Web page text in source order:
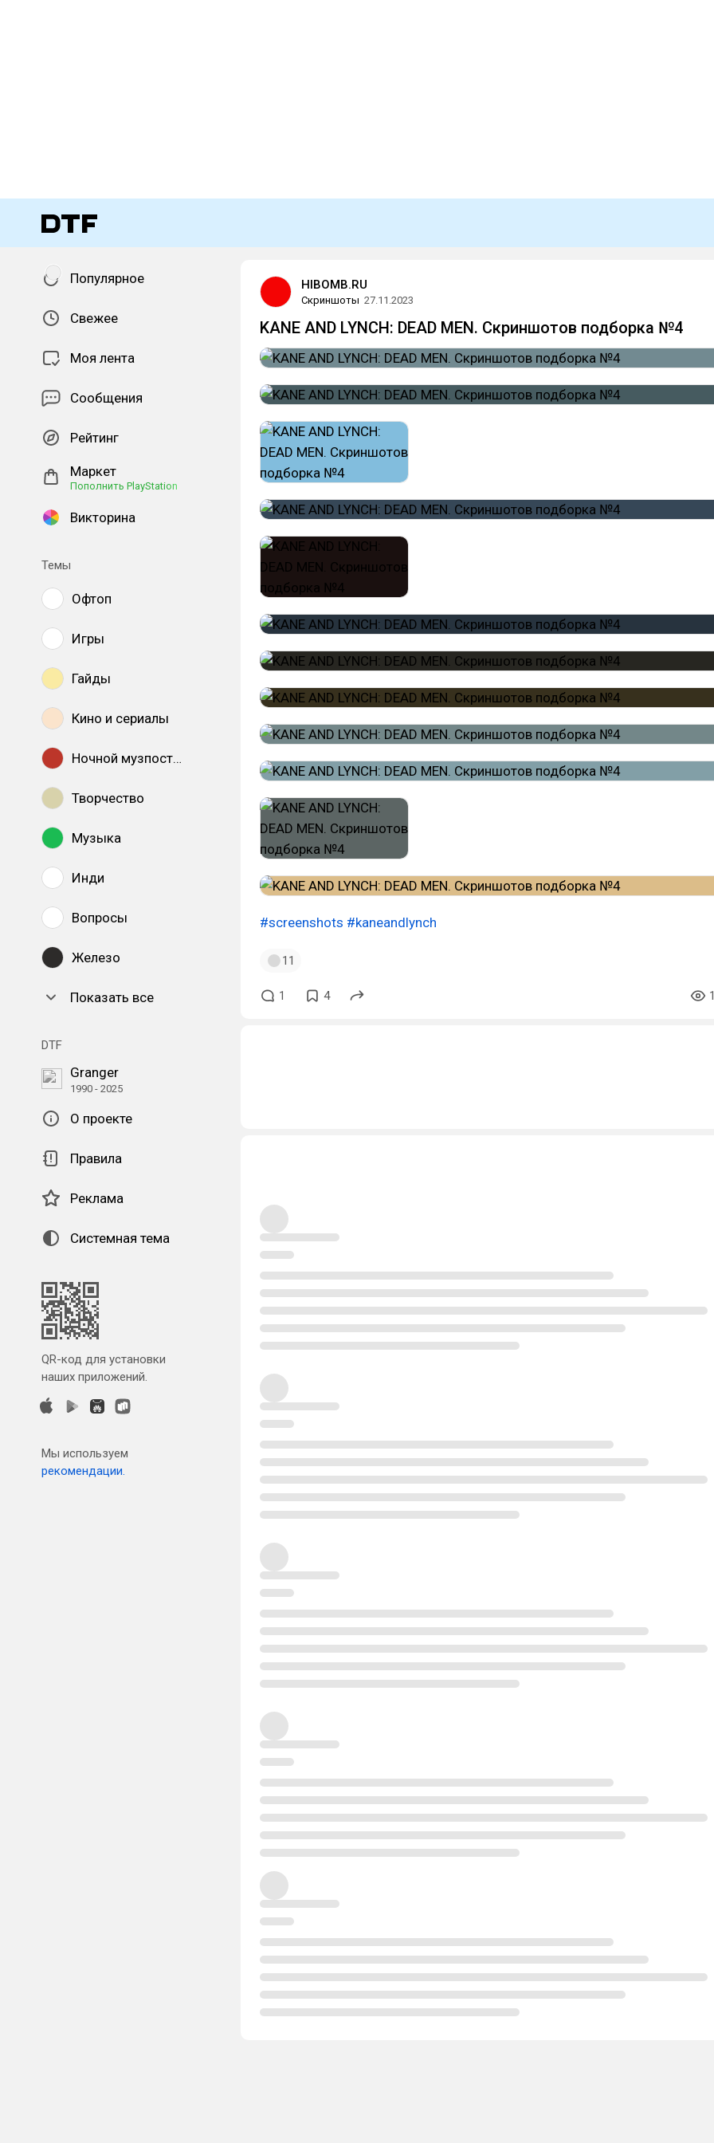
Популярное
Свежее
Моя лента
Сообщения
Рейтинг
Маркет
Пополнить PlayStation
Викторина
Темы
Офтоп
Игры
Гайды
Кино и сериалы
Ночной музпостинг
Творчество
Музыка
Инди
Вопросы
Железо
Показать все
DTF
Granger
1990 - 2025
О проекте
Правила
Реклама
Системная тема
QR-код для установки
наших приложений.
Мы используем
рекомендации.
HIBOMB.RU
Скриншоты 27.11.2023
KANE AND LYNCH: DEAD MEN. Скриншотов подборка №4
#screenshots #kaneandlynch
11
1 4